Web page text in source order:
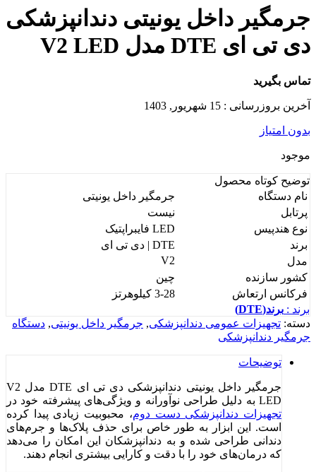
جرمگیر داخل یونیتی دندانپزشکی
دی تی ای DTE مدل V2 LED
تماس بگیرید
آخرین بروزرسانی : 15 شهریور, 1403
بدون امتیاز
موجود
توضیح کوتاه محصول
نام دستگاه
جرمگیر داخل یونیتی
پرتابل
نیست
نوع هندپیس
LED فایبراپتیک
برند
DTE | دی تی ای
مدل
V2
کشور سازنده
چین
فرکانس ارتعاش
3-28 کیلوهرتز
برند : برند(DTE)
دسته: تجهیزات عمومی دندانپزشکی, جرمگیر داخل یونیتی, دستگاه
جرمگیر دندانپزشکی
توضیحات
جرمگیر داخل یونیتی دندانپزشکی دی تی ای DTE مدل V2
LED به دلیل طراحی نوآورانه و ویژگی‌های پیشرفته خود در
تجهیزات دندانپزشکی دست دوم، محبوبیت زیادی پیدا کرده
است. این ابزار به طور خاص برای حذف پلاک‌ها و جرم‌های
دندانی طراحی شده و به دندانپزشکان این امکان را می‌دهد
که درمان‌های خود را با دقت و کارایی بیشتری انجام دهند.